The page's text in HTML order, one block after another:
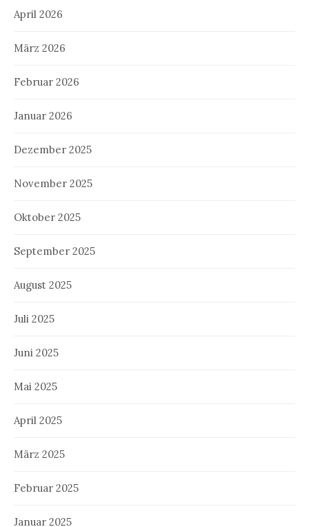
April 2026
März 2026
Februar 2026
Januar 2026
Dezember 2025
November 2025
Oktober 2025
September 2025
August 2025
Juli 2025
Juni 2025
Mai 2025
April 2025
März 2025
Februar 2025
Januar 2025